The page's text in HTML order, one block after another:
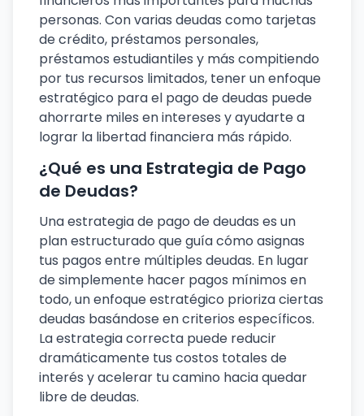
personas. Con varias deudas como tarjetas
de crédito, préstamos personales,
préstamos estudiantiles y más compitiendo
por tus recursos limitados, tener un enfoque
estratégico para el pago de deudas puede
ahorrarte miles en intereses y ayudarte a
lograr la libertad financiera más rápido.
¿Qué es una Estrategia de Pago
de Deudas?
Una estrategia de pago de deudas es un
plan estructurado que guía cómo asignas
tus pagos entre múltiples deudas. En lugar
de simplemente hacer pagos mínimos en
todo, un enfoque estratégico prioriza ciertas
deudas basándose en criterios específicos.
La estrategia correcta puede reducir
dramáticamente tus costos totales de
interés y acelerar tu camino hacia quedar
libre de deudas.